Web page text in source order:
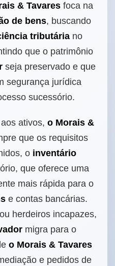
& Tavaresfoca na
de bens, buscando
tributáriano
que o patrimônio
seja preservado e que
segurança jurídica
sucessório.
ativos, o Morais &
que os requisitos
o inventário
que oferece uma
mais rápida para o
e contas bancárias.
herdeiros incapazes,
migra para o
o Morais & Tavares
e pedidos de